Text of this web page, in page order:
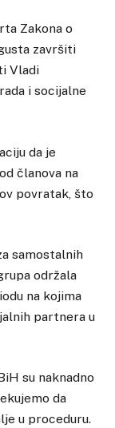
Zakona o
završiti
Vladi
i socijalne
da je
članova na
povratak, što
samostalnih
održala
na kojima
partnera u
su naknadno
da
u proceduru.